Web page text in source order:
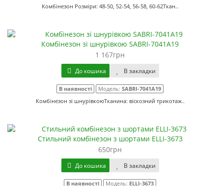
Комбінезон Розміри: 48-50, 52-54, 56-58, 60-62Ткан..
Комбінезон зі шнурівкою SABRI-7041A19
1 167грн
До кошика В закладки
В наявності Модель: SABRI-7041A19
Комбінезон зі шнурівкоюТканина: віскозний трикотаж..
Стильний комбінезон з шортами ELLI-3673
650грн
До кошика В закладки
В наявності Модель: ELLI-3673